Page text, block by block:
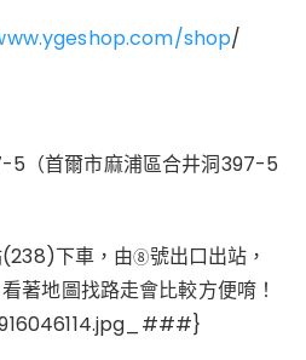
shop/
5（首爾市麻浦區合井洞397-5
下車，由⑧號出口出站，
著地圖找路走會比較方便唷！